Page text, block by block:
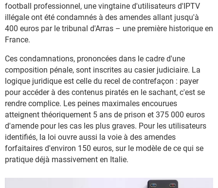
football professionnel, une vingtaine d'utilisateurs d'IPTV
illégale ont été condamnés à des amendes allant jusqu'à
400 euros par le tribunal d'Arras – une première historique en
France.
Ces condamnations, prononcées dans le cadre d'une
composition pénale, sont inscrites au casier judiciaire. La
logique juridique est celle du recel de contrefaçon : payer
pour accéder à des contenus piratés en le sachant, c'est se
rendre complice. Les peines maximales encourues
atteignent théoriquement 5 ans de prison et 375 000 euros
d'amende pour les cas les plus graves. Pour les utilisateurs
identifiés, la loi ouvre aussi la voie à des amendes
forfaitaires d'environ 150 euros, sur le modèle de ce qui se
pratique déjà massivement en Italie.